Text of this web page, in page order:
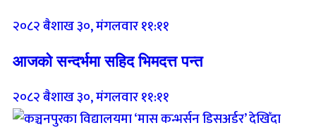
२०८२ बैशाख ३०, मंगलवार ११:११
आजको सन्दर्भमा सहिद भिमदत्त पन्त
२०८२ बैशाख ३०, मंगलवार ११:११